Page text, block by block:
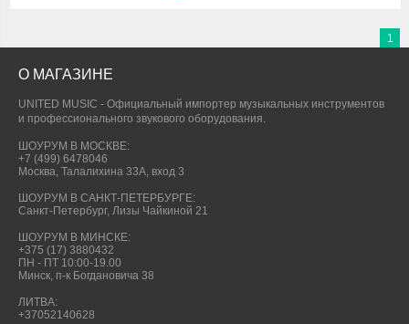
1
О МАГАЗИНЕ
UNITED MUSIC - Официальный импортер музыкальных инструментов
и профессионального звукового оборудования.
ШОУРУМ В МОСКВЕ:
+7 (499) 6478046
Москва, Талалихина 33А, вход 3
ШОУРУМ В САНКТ-ПЕТЕРБУРГЕ:
Санкт-Петербург, Лизы Чайкиной 21
ШОУРУМ В МИНСКЕ:
+375 (17) 3880432
ПН - ПТ 10:00-19.00
Минск, п-к Богдановича 38
ЛИТВА:
+37052140628